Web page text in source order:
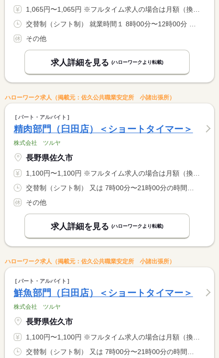
1,065円〜1,065円 ※フルタイム求人の場合は月額（換算額）、パート求人の場合は時間額を表示しています。
その他
求人詳細を見る (ハローワークより転載)
ハローワーク求人（掲載元：佐久公共職業安定所 小諸出張所）
パート・アルバイト
精肉部門（臼田店）＜ショートタイマー＞
株式会社 ツルヤ
長野県佐久市
1,100円〜1,100円 ※フルタイム求人の場合は月額（換算額）、パート求人の場合は時間額を表示しています。
その他
求人詳細を見る (ハローワークより転載)
ハローワーク求人（掲載元：佐久公共職業安定所 小諸出張所）
パート・アルバイト
鮮魚部門（臼田店）＜ショートタイマー＞
株式会社 ツルヤ
長野県佐久市
1,100円〜1,100円 ※フルタイム求人の場合は月額（換算額）、パート求人の場合は時間額を表示しています。